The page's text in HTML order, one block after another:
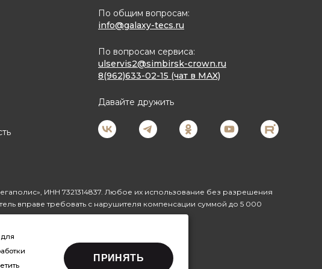
По общим вопросам:
info@galaxy-tecs.ru
По вопросам сервиса:
ulservis2@simbirsk-crown.ru
8(962)633-02-15 (чат в MAX)
Давайте дружить
ИНН 7321314837. Любое их использование без разрешения
вправе требовать с нарушителя компенсации суммой до 5 000
ПРИНЯТЬ